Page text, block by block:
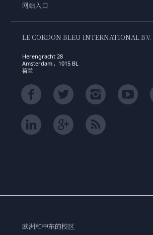
网站入口
LE CORDON BLEU INTERNATIONAL B.V.
Herengracht 28
Amsterdam , 1015 BL
荷兰
欧洲和中东的校区